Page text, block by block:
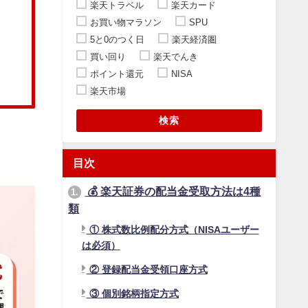
楽天トラベル
楽天カード
お買い物マラソン
SPU
5と0のつく日
楽天経済圏
買い回り
楽天でんき
ポイント還元
NISA
楽天市場
検索
目次
1.
💰 楽天証券の配当金受取方法は4種
類
① 株式数比例配分方式（NISAユーザー
は必須）
② 登録配当金受領口座方式
③ 個別銘柄指定方式